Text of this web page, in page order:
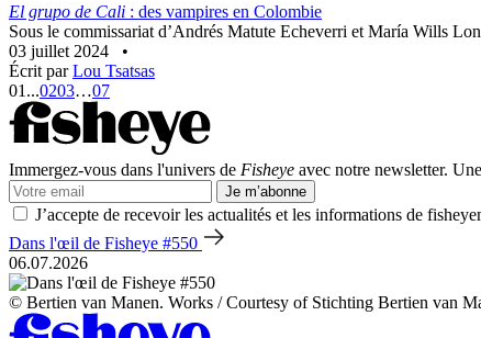
El grupo de Cali : des vampires en Colombie
Sous le commissariat d’Andrés Matute Echeverri et María Wills
03 juillet 2024
•
Écrit parLou Tsatsas
01 ...0203…07
Immergez-vous dans l'univers de Fisheye avec notre newsletter.
Je m’abonne
J’accepte de recevoir les actualités et les informations de
Dans l'œil de Fisheye #550
06.07.2026
© Bertien van Manen. Works / Courtesy of Stichting Bertien van